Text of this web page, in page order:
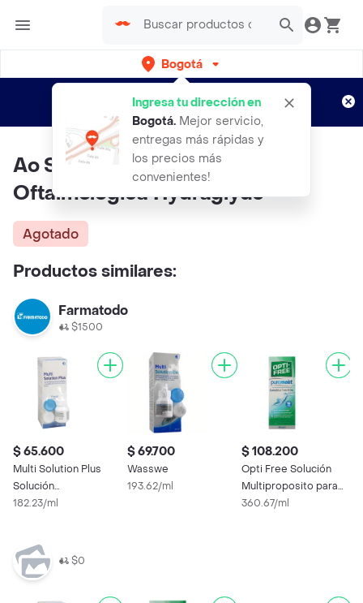
Bogotá
Ingresa tu dirección en
Bogotá. Mejor servicio,
entregas más rápidas y
los precios más
convenientes!
envíos gratis por semanas
Aplican TyC
Ao Sept Plus Solución
Oftalmológica Hydraglyde
Agotado
Productos similares:
Farmatodo
$1500
$ 65.600
Multi Solution Plus
Solución
Multipropósito para
182.23/ml
$ 69.700
Wasswe
193.62/ml
$ 108.200
Opti Free Solución
Multiproposito para
Lentes de Contacto
360.67/ml
$0